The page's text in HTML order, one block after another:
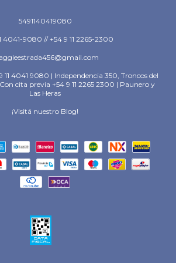
5491140419080
4041-9080 // +54 9 11 2265-2300
11 4041 9080 | Independencia 350, Troncos del
cita previa +54 9 11 2265 2300 | Paunero y
Las Heras
¡Visitá nuestro Blog!